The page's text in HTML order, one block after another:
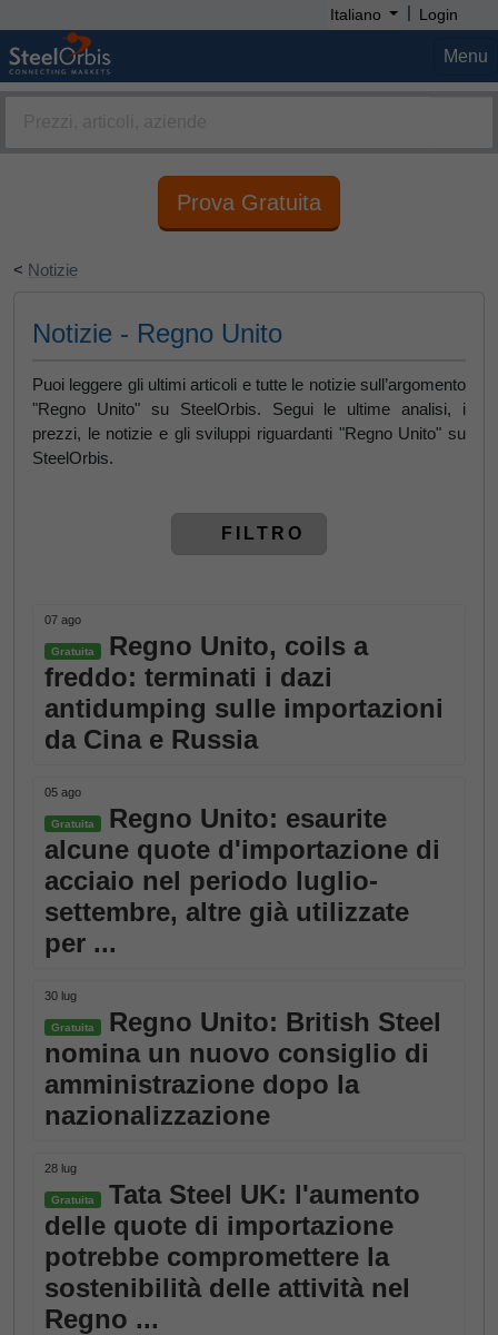
Italiano | Login
Menu
Prova Gratuita
< Notizie
Notizie - Regno Unito
Puoi leggere gli ultimi articoli e tutte le notizie sull’argomento
"Regno Unito" su SteelOrbis. Segui le ultime analisi, i
prezzi, le notizie e gli sviluppi riguardanti "Regno Unito" su
SteelOrbis.
FILTRO
07 ago
Gratuita
Regno Unito, coils a
freddo: terminati i dazi
antidumping sulle importazioni
da Cina e Russia
05 ago
Gratuita
Regno Unito: esaurite
alcune quote d'importazione di
acciaio nel periodo luglio-
settembre, altre già utilizzate
per ...
30 lug
Gratuita
Regno Unito: British Steel
nomina un nuovo consiglio di
amministrazione dopo la
nazionalizzazione
28 lug
Gratuita
Tata Steel UK: l'aumento
delle quote di importazione
potrebbe compromettere la
sostenibilità delle attività nel
Regno ...